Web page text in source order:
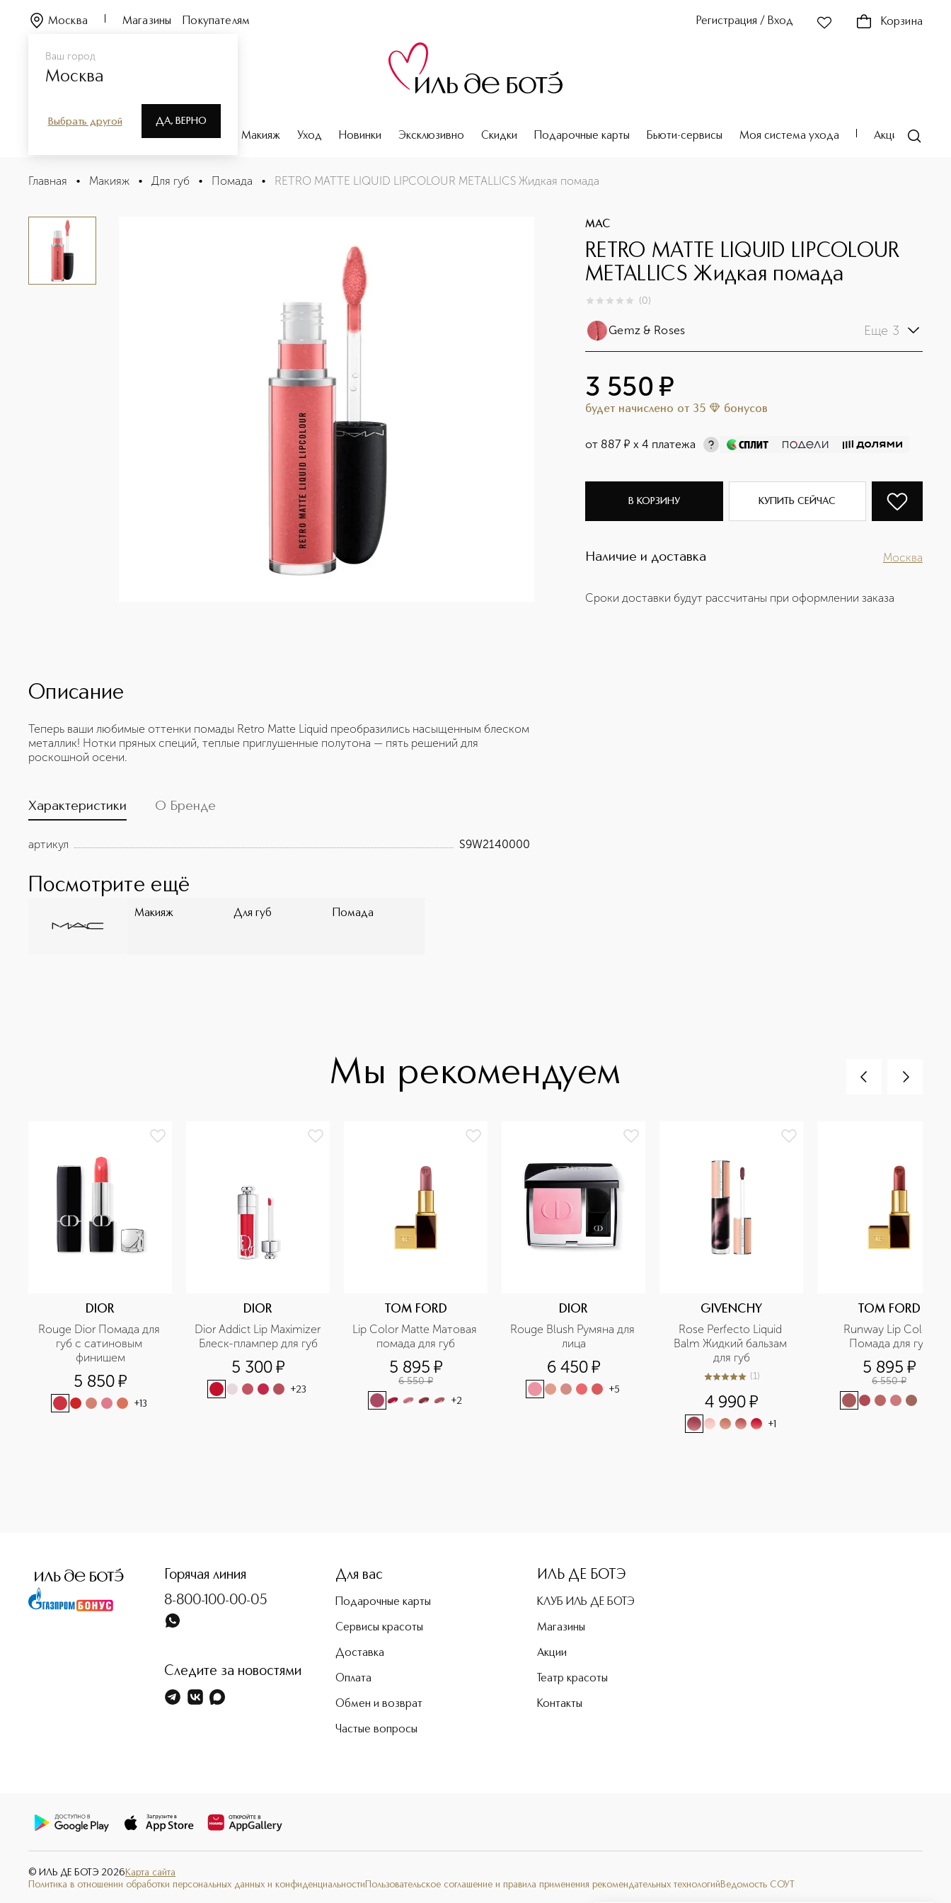
Ваш город
Москва
Выбрать другой ДА, ВЕРНО
Москва Магазины Покупателям Регистрация / Вход Корзина
Парфюмерия Макияж Уход Новинки Эксклюзивно Скидки Подарочные карты Бьюти-сервисы Моя система ухода Акции
RETRO MATTE LIQUID LIPCOLOUR METALLICS Жидкая помада
Описание
Главная • Макияж • Для губ • Помада • RETRO MATTE LIQUID LIPCOLOUR METALLICS Жидкая помада
MAC
RETRO MATTE LIQUID LIPCOLOUR
METALLICS Жидкая помада
0из 0 (0)
Gemz & Roses Еще 3
3 550 ¤
будет начислено от 35 бонусов
от 887 ¤ х 4 платежа
В КОРЗИНУ КУПИТЬ СЕЙЧАС
Наличие и доставка Москва
Сроки доставки будут рассчитаны при оформлении заказа
Описание
Теперь ваши любимые оттенки помады Retro Matte Liquid преобразились насыщенным блеском
металлик! Нотки пряных специй, теплые приглушенные полутона — пять решений для
роскошной осени.
Характеристики О Бренде
артикул S9W2140000
Посмотрите ещё
Макияж Для губ Помада
Мы рекомендуем
DIOR
Rouge Dior Помада для
губ с сатиновым
финишем
5 850¤
+13
DIOR
Dior Addict Lip Maximizer
Блеск-плампер для губ
5 300¤
+23
TOM FORD
Lip Color Matte Матовая
помада для губ
5 895 ¤
6 550 ¤
+2
DIOR
Rouge Blush Румяна для
лица
6 450¤
+5
GIVENCHY
Rose Perfecto Liquid
Balm Жидкий бальзам
для губ
5из 51 (1)
4 990¤
+1
TOM FORD
Runway Lip Color
Помада для губ
5 895 ¤
6 550 ¤
Горячая линия
8-800-100-00-05
Следите за новостями
Для вас
Подарочные карты
Сервисы красоты
Доставка
Оплата
Обмен и возврат
Частые вопросы
ИЛЬ ДЕ БОТЭ
КЛУБ ИЛЬ ДЕ БОТЭ
Магазины
Акции
Театр красоты
Контакты
© ИЛЬ ДЕ БОТЭ 2026 Карта сайта
Политика в отношении обработки персональных данных и конфиденциальности Пользовательское соглашение и правила применения рекомендательных технологий Ведомость СОУТ